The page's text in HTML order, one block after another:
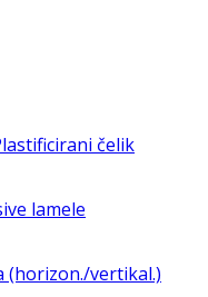
čelik
lamele
(horizon./vertikal.)